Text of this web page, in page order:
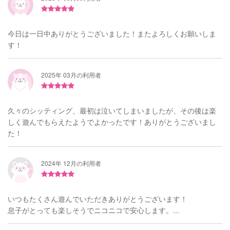
今日は一日中ありがとうございました！またよろしくお願いしま
す！
2025年 03月の利用者
久々のシッティング、最初は泣いてしまいましたが、その後は楽
しく遊んでもらえたようでよかったです！ありがとうございまし
た！
2024年 12月の利用者
いつもたくさん遊んでいただきありがとうございます！
息子がとっても楽しそうでニコニコで安心します。...